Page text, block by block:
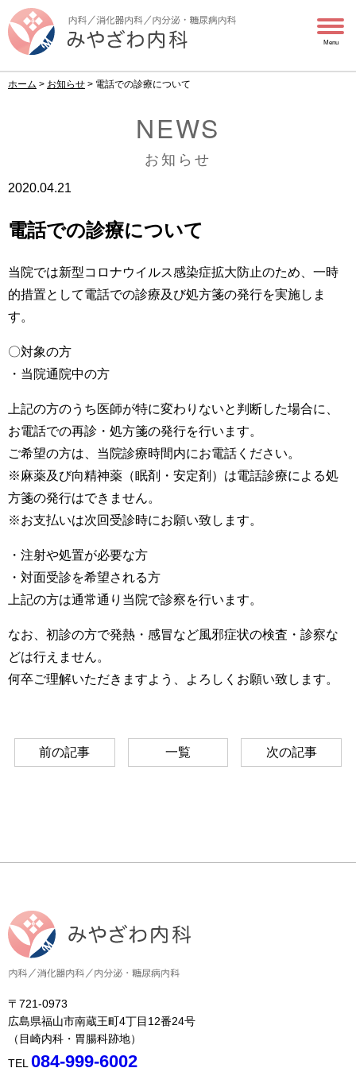
Menu
ホーム > お知らせ > 電話での診療について
NEWS
お知らせ
2020.04.21
電話での診療について
当院では新型コロナウイルス感染症拡大防止のため、一時
的措置として電話での診療及び処方箋の発行を実施しま
す。
〇対象の方
・当院通院中の方
上記の方のうち医師が特に変わりないと判断した場合に、
お電話での再診・処方箋の発行を行います。
ご希望の方は、当院診療時間内にお電話ください。
※麻薬及び向精神薬（眠剤・安定剤）は電話診療による処
方箋の発行はできません。
※お支払いは次回受診時にお願い致します。
・注射や処置が必要な方
・対面受診を希望される方
上記の方は通常通り当院で診察を行います。
なお、初診の方で発熱・感冒など風邪症状の検査・診察な
どは行えません。
何卒ご理解いただきますよう、よろしくお願い致します。
前の記事 一覧 次の記事
〒721-0973
広島県福山市南蔵王町4丁目12番24号
（目崎内科・胃腸科跡地）
TEL084-999-6002